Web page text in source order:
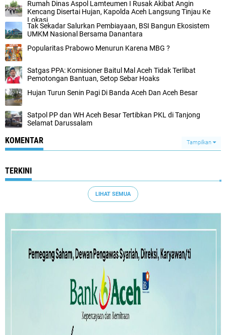
Rumah Dinas Aspol Lamteumen I Rusak Akibat Angin
Kencang Disertai Hujan, Kapolda Aceh Langsung Tinjau Ke
Lokasi
Tak Sekadar Salurkan Pembiayaan, BSI Bangun Ekosistem
UMKM Nasional Bersama Danantara
Popularitas Prabowo Menurun Karena MBG ?
Satgas PPA: Komisioner Baitul Mal Aceh Tidak Terlibat
Pemotongan Bantuan, Setop Sebar Hoaks
Hujan Turun Senin Pagi Di Banda Aceh Dan Aceh Besar
Satpol PP dan WH Aceh Besar Tertibkan PKL di Tanjong
Selamat Darussalam
KOMENTAR Tampilkan
TERKINI
LIHAT SEMUA